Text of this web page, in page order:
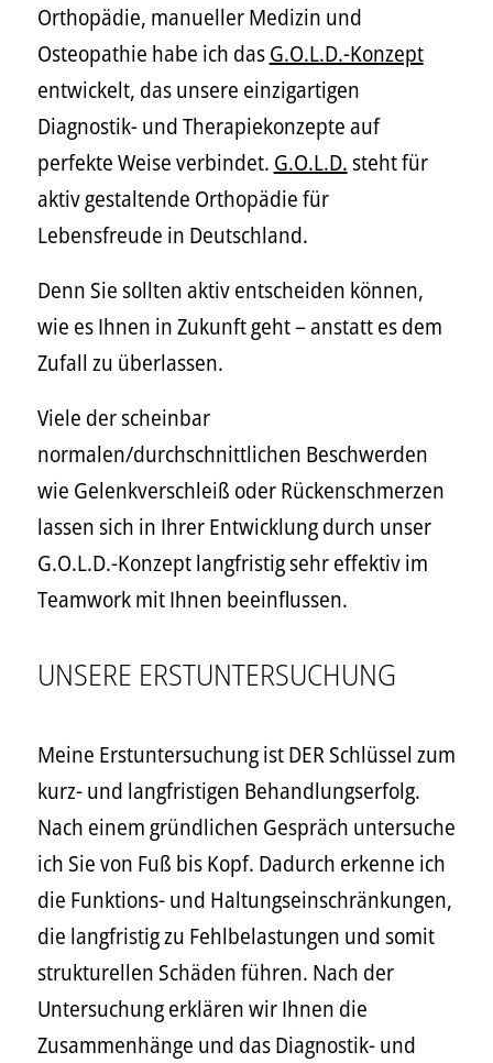
Orthopädie, manueller Medizin und
Osteopathie habe ich dasG.O.L.D.-Konzept
entwickelt, das unsere einzigartigen
Diagnostik- und Therapiekonzepte auf
perfekte Weise verbindet. G.O.L.D.steht für
aktiv gestaltende Orthopädie für
Lebensfreude in Deutschland.
Denn Sie sollten aktiv entscheiden können,
wie es Ihnen in Zukunft geht – anstatt es dem
Zufall zu überlassen.
Viele der scheinbar
normalen/durchschnittlichen Beschwerden
wie Gelenkverschleiß oder Rückenschmerzen
lassen sich in Ihrer Entwicklung durch unser
G.O.L.D.-Konzept langfristig sehr effektiv im
Teamwork mit Ihnen beeinflussen.
UNSERE ERSTUNTERSUCHUNG
Meine Erstuntersuchung ist DER Schlüssel zum
kurz- und langfristigen Behandlungserfolg.
Nach einem gründlichen Gespräch untersuche
ich Sie von Fuß bis Kopf. Dadurch erkenne ich
die Funktions- und Haltungseinschränkungen,
die langfristig zu Fehlbelastungen und somit
strukturellen Schäden führen. Nach der
Untersuchung erklären wir Ihnen die
Zusammenhänge und das Diagnostik- und